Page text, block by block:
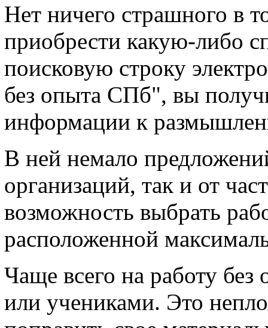
Нет ничего страшного в
приобрести какую-либо
поисковую строку
без опыта СПб", вы
информации к
В ней немало
организаций, так и от
возможность выбрать
расположенной
Чаще всего на работу
или учениками. Это